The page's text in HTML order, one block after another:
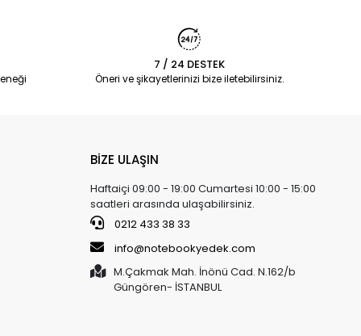
7 / 24 DESTEK
Öneri ve şikayetlerinizi bize iletebilirsiniz.
BİZE ULAŞIN
Haftaiçi 09:00 - 19:00 Cumartesi 10:00 - 15:00
saatleri arasında ulaşabilirsiniz.
0212 433 38 33
info@notebookyedek.com
M.Çakmak Mah. İnönü Cad. N.162/b
Güngören- İSTANBUL